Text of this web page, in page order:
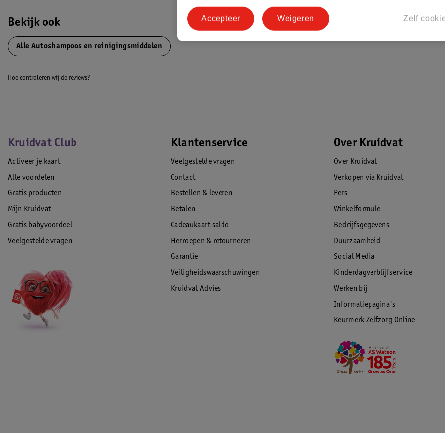
Bekijk ook
Alle Autoshampoos en reinigingsmiddelen
Hoe controleren wij de reviews?
Kruidvat Club
Activeer je kaart
Alle voordelen
Gratis producten
Mijn Kruidvat
Gratis babyvoordeel
Veelgestelde vragen
Klantenservice
Veelgestelde vragen
Contact
Bestellen & leveren
Betalen
Cadeaukaart saldo
Herroepen & retourneren
Garantie
Veiligheidswaarschuwingen
Kruidvat Advies
Over Kruidvat
Over Kruidvat
Verkopen via Kruidvat
Pers
Winkelformule
Bedrijfsgegevens
Duurzaamheid
Social Media
Kinderdagverblijfservice
Werken bij
Informatiepagina's
Keurmerk Zelfzorg Online
Zelf
Weigeren
Accepteer